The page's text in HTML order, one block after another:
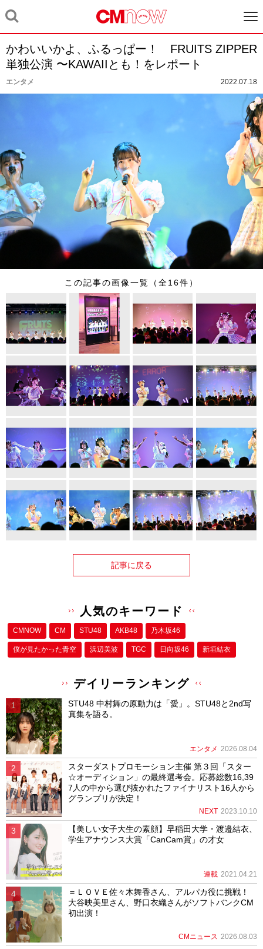
かわいいかよ、ふるっぱー！ FRUITS ZIPPER
単独公演 〜KAWAIIとも！をレポート
エンタメ 2022.07.18
この記事の画像一覧（全16件）
記事に戻る
人気のキーワード
CMNOW CM STU48 AKB48 乃木坂46
僕が⾒たかった⻘空 浜辺美波 TGC 日向坂46 新垣結衣
デイリーランキング
STU48 中村舞の原動力は「愛」。STU48と2nd写
真集を語る。
エンタメ 2026.08.04
スターダストプロモーション主催 第３回「スター
☆オーディション」の最終選考会。応募総数16,39
7人の中から選び抜かれたファイナリスト16人から
グランプリが決定！
NEXT 2023.10.10
【美しい女子大生の素顔】早稲田大学・渡邉結衣、
学生アナウンス大賞「CanCam賞」の才女
連載 2021.04.21
＝ＬＯＶＥ佐々木舞香さん、アルパカ役に挑戦！
大谷映美里さん、野口衣織さんがソフトバンクCM
初出演！
CMニュース 2026.08.03